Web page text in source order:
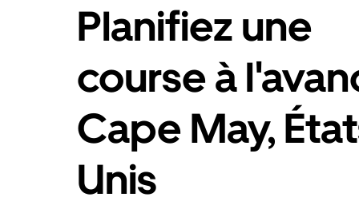
Planifiez une
course à
Cape May,
Unis